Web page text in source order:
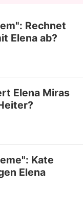
Rechnet
Elena ab?
Elena Miras
Kate
Elena